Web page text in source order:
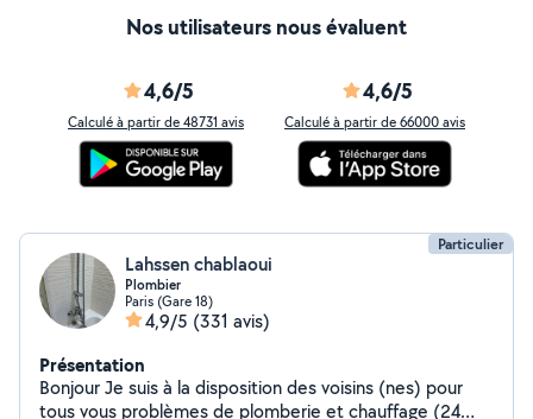
Nos utilisateurs nous évaluent
4,6/5
Calculé à partir de 48731 avis
4,6/5
Calculé à partir de 66000 avis
Particulier
Lahssen chablaoui
Plombier
Paris (Gare 18)
4,9/5 (331 avis)
Présentation
Bonjour Je suis à la disposition des voisins (nes) pour
tous vous problèmes de plomberie et chauffage (24